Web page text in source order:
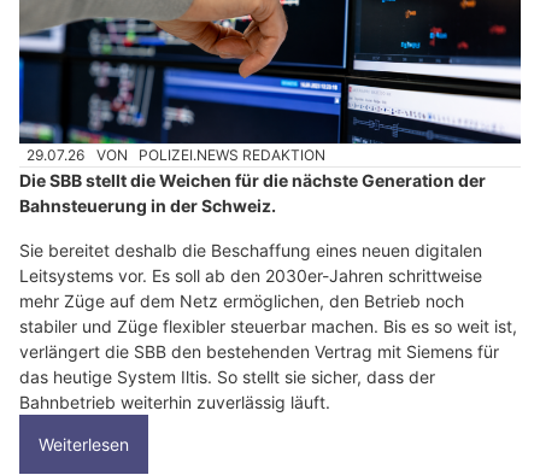
29.07.26 VON POLIZEI.NEWS REDAKTION
Die SBB stellt die Weichen für die nächste Generation der
Bahnsteuerung in der Schweiz.
Sie bereitet deshalb die Beschaffung eines neuen digitalen
Leitsystems vor. Es soll ab den 2030er-Jahren schrittweise
mehr Züge auf dem Netz ermöglichen, den Betrieb noch
stabiler und Züge flexibler steuerbar machen. Bis es so weit ist,
verlängert die SBB den bestehenden Vertrag mit Siemens für
das heutige System Iltis. So stellt sie sicher, dass der
Bahnbetrieb weiterhin zuverlässig läuft.
Weiterlesen